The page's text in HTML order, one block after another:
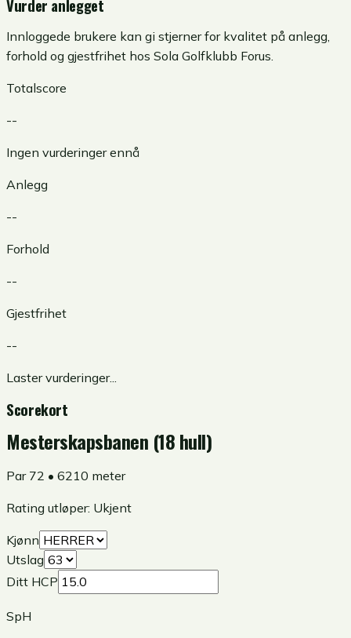
Vurder anlegget
Innloggede brukere kan gi stjerner for kvalitet på anlegg,
forhold og gjestfrihet hos Sola Golfklubb Forus.
Totalscore
--
Ingen vurderinger ennå
Anlegg
--
Forhold
--
Gjestfrihet
--
Laster vurderinger...
Scorekort
Mesterskapsbanen (18 hull)
Par 72 • 6210 meter
Rating utløper: Ukjent
Kjønn
Utslag
Ditt HCP
SpH